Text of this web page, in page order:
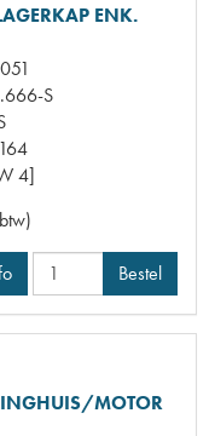
ENK.
S
4]
Bestel
MOTOR